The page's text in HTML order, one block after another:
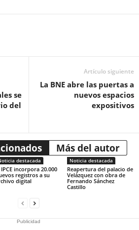
se
del
Artículo siguiente
La BNE abre las puertas a
nuevos espacios
expositivos
Más del autor
destacada
IPCE incorpora 20.000
registros a su
digital
Noticia destacada
Reapertura del palacio de
Velázquez con obra de
Fernando Sánchez
Castillo
Publicidad